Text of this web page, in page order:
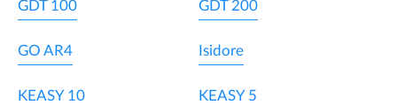
GDT 100 GDT 200
GO AR4 Isidore
KEASY 10 KEASY 5